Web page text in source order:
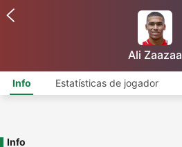
Ali Zaazaa
Info Estatísticas de jogador
Info